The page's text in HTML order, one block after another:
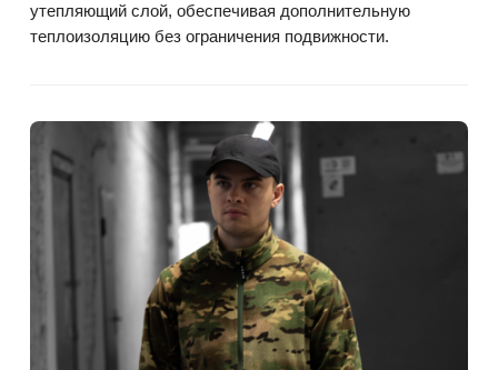
утепляющий слой, обеспечивая дополнительную
теплоизоляцию без ограничения подвижности.